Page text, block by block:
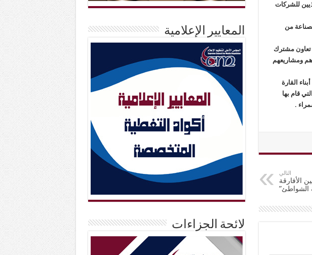
للشركات
من
تعاون مشترك
ومشاريعهم
القارة
قام بها
.
التالي
الأفارقة
الشواطئ”
المعايير الإعلامية
لائحة الجزاءات